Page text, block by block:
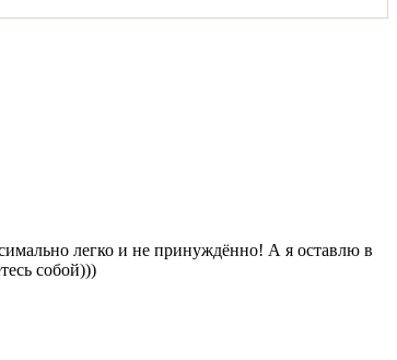
легко и не принуждённо! А я оставлю в
собой)))